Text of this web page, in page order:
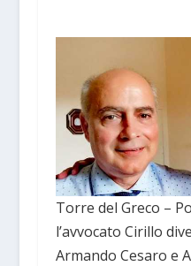
Torre del Greco –
l’avvocato Cirillo
Armando Cesaro e